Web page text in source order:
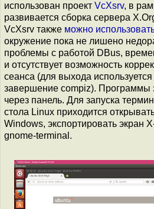
использован проект VcXsrv, в
развивается сборка сервера
VcXsrv также можно
окружение пока не лишено
проблемы с работой DBus,
и отсутствует возможность
сеанса (для выхода
завершение compiz). Программы
через панель. Для запуска
стола Linux приходится
Windows, экспортировать экран
gnome-terminal.